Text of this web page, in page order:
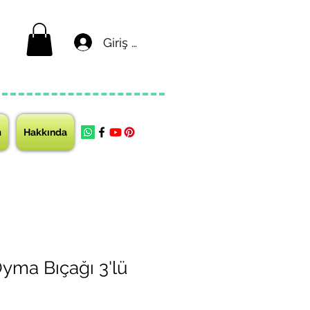
Giriş yap
Hakkında
Bıçağı 3'lü